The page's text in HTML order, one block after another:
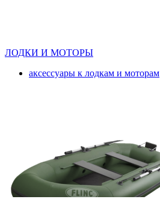
ЛОДКИ И МОТОРЫ
аксессуары к лодкам и моторам